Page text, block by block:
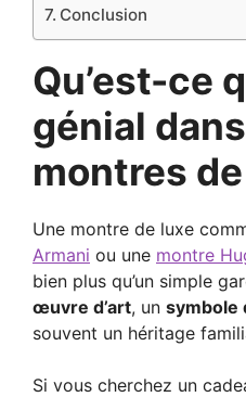
Conclusion
Qu’est-ce
génial
montres
Une montre de luxe
Armani ou une montre
bien plus qu’un simple
œuvre d’art, un symbole
souvent un héritage
Si vous cherchez un